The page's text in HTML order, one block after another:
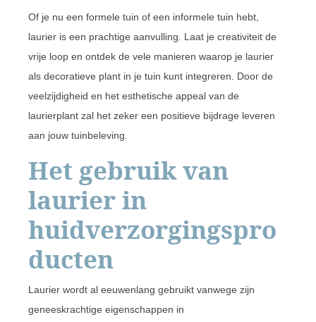
Of je nu een formele tuin of een informele tuin hebt,
laurier is een prachtige aanvulling. Laat je creativiteit de
vrije loop en ontdek de vele manieren waarop je laurier
als decoratieve plant in je tuin kunt integreren. Door de
veelzijdigheid en het esthetische appeal van de
laurierplant zal het zeker een positieve bijdrage leveren
aan jouw tuinbeleving.
Het gebruik van
laurier in
huidverzorgingspro
ducten
Laurier wordt al eeuwenlang gebruikt vanwege zijn
geneeskrachtige eigenschappen in